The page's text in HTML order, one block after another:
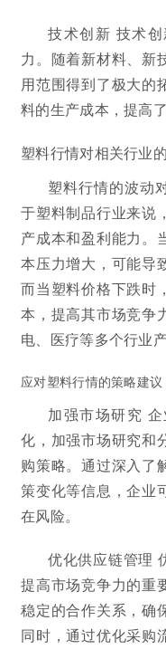
技术创新 技术
力。随着新材料、新
用范围得到了极大的
料的生产成本，提高
塑料行情对相关行业
塑料行情的波动
于塑料制品行业来说
产成本和盈利能力。
本压力增大，可能导
而当塑料价格下跌时
本，提高其市场竞争
电、医疗等多个行业
应对塑料行情的策略建议
加强市场研究
化，加强市场研究和
购策略。通过深入了
策变化等信息，企业
在风险。
优化供应链管理
提高市场竞争力的重
稳定的合作关系，确
同时，通过优化采购